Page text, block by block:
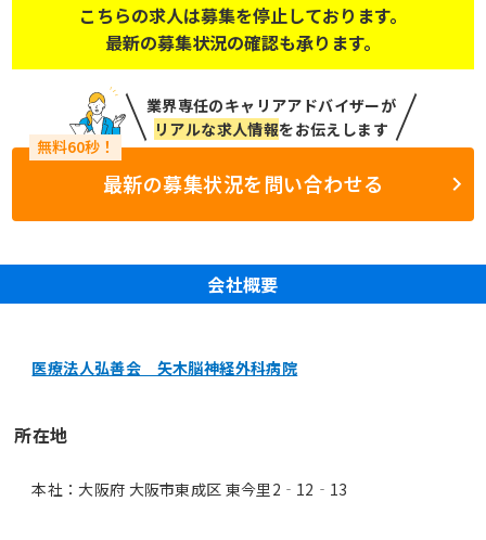
こちらの求人は募集を停止しております。
最新の募集状況の確認も承ります。
業界専任のキャリアアドバイザーが
リアルな求人情報をお伝えします
最新の募集状況を問い合わせる
会社概要
医療法人弘善会 矢木脳神経外科病院
所在地
本社：大阪府 大阪市東成区 東今里2‐12‐13